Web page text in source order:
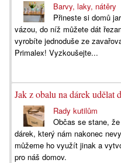
Barvy, laky, nátěry
Přineste si domů
vázou, do níž můžete dát
vyrobíte jednoduše ze
Primalex! Vyzkoušejte...
Jak z obalu na dárek udělat
Rady kutilům
Občas se stane,
dárek, který nám nakonec
můžeme ho využít jinak a
pro náš domov.